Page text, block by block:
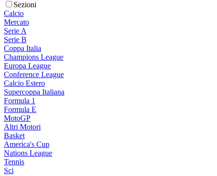
Sezioni
Calcio
Mercato
Serie A
Serie B
Coppa Italia
Champions League
Europa League
Conference League
Calcio Estero
Supercoppa Italiana
Formula 1
Formula E
MotoGP
Altri Motori
Basket
America's Cup
Nations League
Tennis
Sci